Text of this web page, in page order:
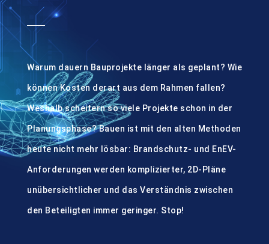
Warum dauern Bauprojekte länger als geplant? Wie
können Kosten derart aus dem Rahmen fallen?
Weshalb scheitern so viele Projekte schon in der
Planungsphase? Bauen ist mit den alten Methoden
heute nicht mehr lösbar: Brandschutz- und EnEV-
Anforderungen werden komplizierter, 2D-Pläne
unübersichtlicher und das Verständnis zwischen
den Beteiligten immer geringer. Stop!